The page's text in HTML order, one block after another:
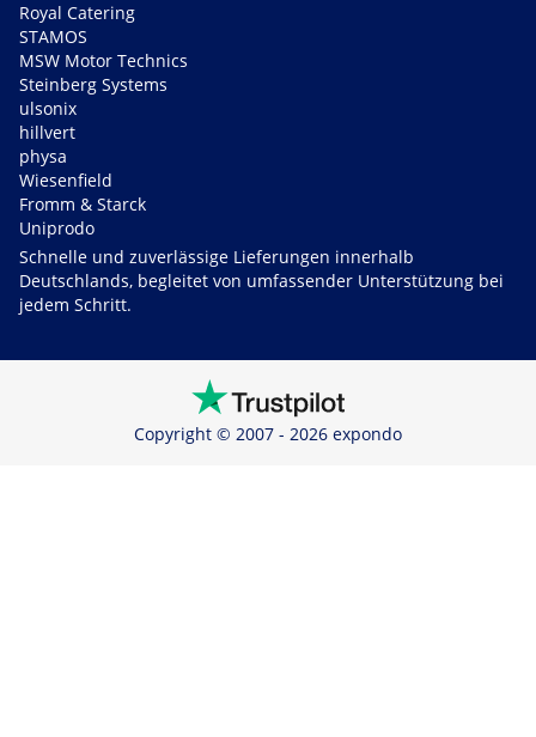
Royal Catering
STAMOS
MSW Motor Technics
Steinberg Systems
ulsonix
hillvert
physa
Wiesenfield
Fromm & Starck
Uniprodo
Schnelle und zuverlässige Lieferungen innerhalb
Deutschlands, begleitet von umfassender Unterstützung bei
jedem Schritt.
Copyright © 2007 - 2026 expondo